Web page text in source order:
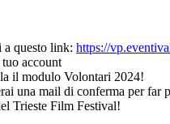
a questo link: https://
account
il modulo Volontari 2024!
una mail di conferma per far
Trieste Film Festival!